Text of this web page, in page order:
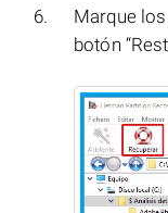
Marque
botón